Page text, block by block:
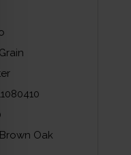
Brown Oak